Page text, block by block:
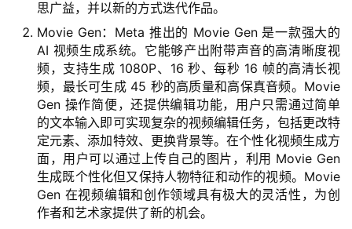
思广益，并以新的方式迭代作品。
Movie Gen：Meta 推出的 Movie Gen 是一款强大的
AI 视频生成系统。它能够产出附带声音的高清晰度视
频，支持生成 1080P、16 秒、每秒 16 帧的高清长视
频，最长可生成 45 秒的高质量和高保真音频。Movie
Gen 操作简便，还提供编辑功能，用户只需通过简单
的文本输入即可实现复杂的视频编辑任务，包括更改特
定元素、添加特效、更换背景等。在个性化视频生成方
面，用户可以通过上传自己的图片，利用 Movie Gen
生成既个性化但又保持人物特征和动作的视频。Movie
Gen 在视频编辑和创作领域具有极大的灵活性，为创
作者和艺术家提供了新的机会。